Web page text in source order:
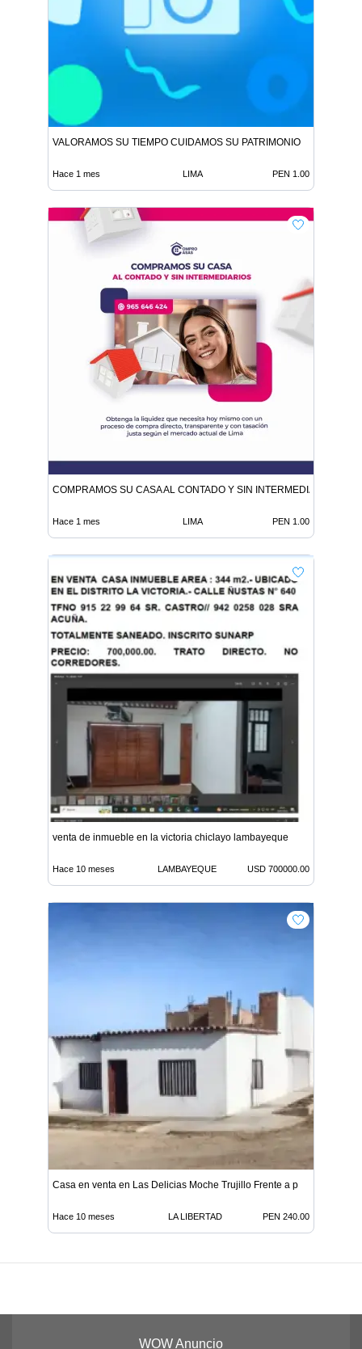
VALORAMOS SU TIEMPO CUIDAMOS SU PATRIMONIO
Hace 1 mes LIMA PEN 1.00
COMPRAMOS SU CASA AL CONTADO Y SIN INTERMEDIARIOS
Hace 1 mes LIMA PEN 1.00
venta de inmueble en la victoria chiclayo lambayeque
Hace 10 meses LAMBAYEQUE USD 700000.00
Casa en venta en Las Delicias Moche Trujillo Frente a p
Hace 10 meses LA LIBERTAD PEN 240.00
WOW Anuncio